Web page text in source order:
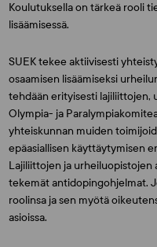
Koulutuksella on tärkeä rooli
lisäämisessä.
SUEK tekee aktiivisesti
osaamisen lisäämiseksi
tehdään erityisesti lajiliittojen,
Olympia- ja
yhteiskunnan muiden
epäasiallisen käyttäytymisen
Lajiliittojen ja
tekemät antidopingohjelmat.
roolinsa ja sen myötä
asioissa.